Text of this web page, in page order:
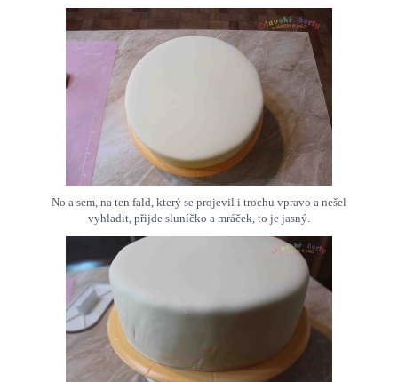
No a sem, na ten fald, který se projevil i trochu vpravo a nešel
vyhladit, přijde sluníčko a mráček, to je jasný.